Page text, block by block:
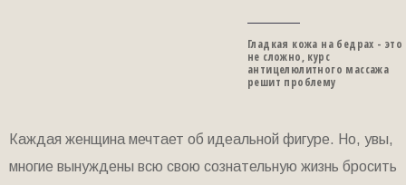
Гладкая кожа на бедрах - это
не сложно, курс
антицелюлитного массажа
решит проблему
Каждая женщина мечтает об идеальной фигуре. Но, увы,
многие вынуждены всю свою сознательную жизнь бросить